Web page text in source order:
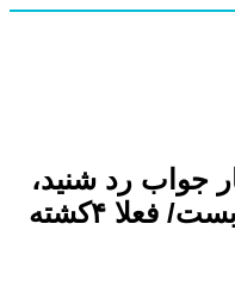
جواب رد شنید،
خانواده دختر را به رگبار بست/ فعلا ۴کشته